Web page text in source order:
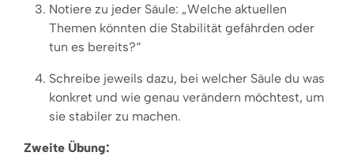
Notiere zu jeder Säule: „Welche aktuellen
Themen könnten die Stabilität gefährden oder
tun es bereits?“
Schreibe jeweils dazu, bei welcher Säule du was
konkret und wie genau verändern möchtest, um
sie stabiler zu machen.
Zweite Übung: